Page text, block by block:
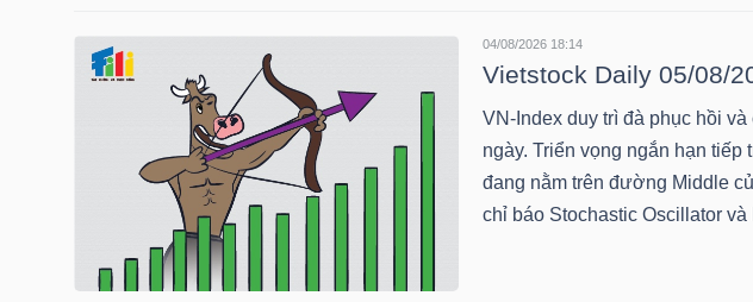
04/08/2026 18:14
Vietstock Daily 05/08/
VN-Index duy trì đà phục hồi
ngày. Triển vọng ngắn hạn tiếp
đang nằm trên đường Middle
chỉ báo Stochastic Oscillator
NĂNG